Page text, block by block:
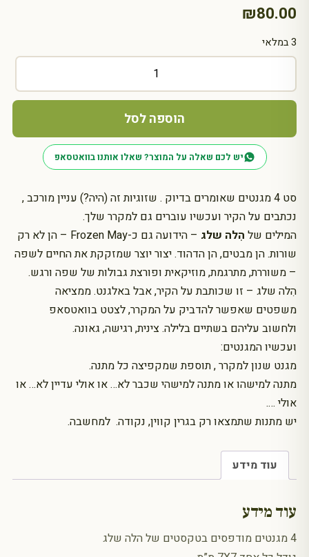
₪80.00
סט 4 מגנטים שאומרים בדיוק . שזוגיות זה (היה?) עניין מורכב ,
נכתבים על הקיר ועכשיו עוברים גם למקרר שלך.
המילים של הִלה שלג
– הידועה גם כ-Frozen May – הן לא רק
שורות. הן מבטים, הן הדהוד. יצור יוצר שמזקקת את החיים לשפה
– משוררת, מתרגמת, מוזיקאית ופורצת גבולות של שפה ורגש.
הִלה שלג – זו שכותבת על הקיר, אבל באלגנט. ממציאה
משפטים שאפשר להדביק על המקרר, לצטט בוואטסאפ
ולחשוב עליהם בשתיים בלילה. צינית, רגישה, גאונה.
ועכשיו המגנטים:
מגנט שנון למקרר , תוספת שמקפיצה כל מתנה.
מתנה למישהו או מתנה למישהי שכבר לא… או אולי עדיין לא… או
אולי ….
יש מתנות שתמצאו רק בגרין קווין, נקודה. למחשבה.
3 במלאי
כמות
סט
-
(הלה
שלג)
הוספה לסל
יש לכם שאלה על המוצר? שאלו אותנו בוואטסאפ
עוד מידע
עוד מידע
4 מגנטים מודפסים בטקסטים של הלה שלג